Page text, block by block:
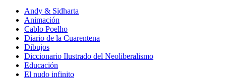
Andy & Sidharta
Animación
Cablo Poelho
Diario de la Cuarentena
Dibujos
Diccionario Ilustrado del Neoliberalismo
Educación
El nudo infinito